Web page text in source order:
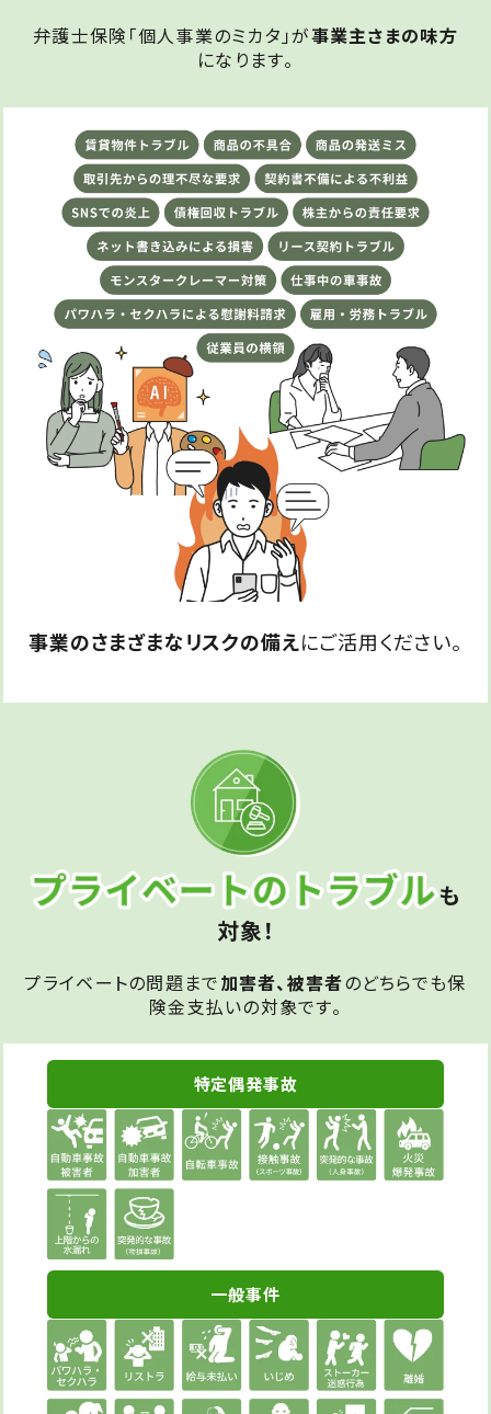
弁護士保険「個人事業のミカタ」が事業主さまの味方
になります。
事業のさまざまなリスクの備えにご活用ください。
も
対象！
プライベートの問題まで加害者、被害者のどちらでも保
険金支払いの対象です。
特定偶発事故
一般事件